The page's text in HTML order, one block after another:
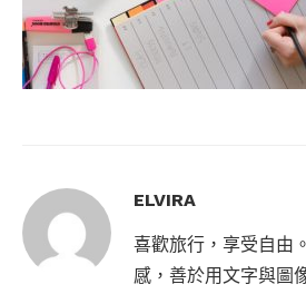
ELVIRA
喜歡旅行，享受自由
感，善於用文字與圖